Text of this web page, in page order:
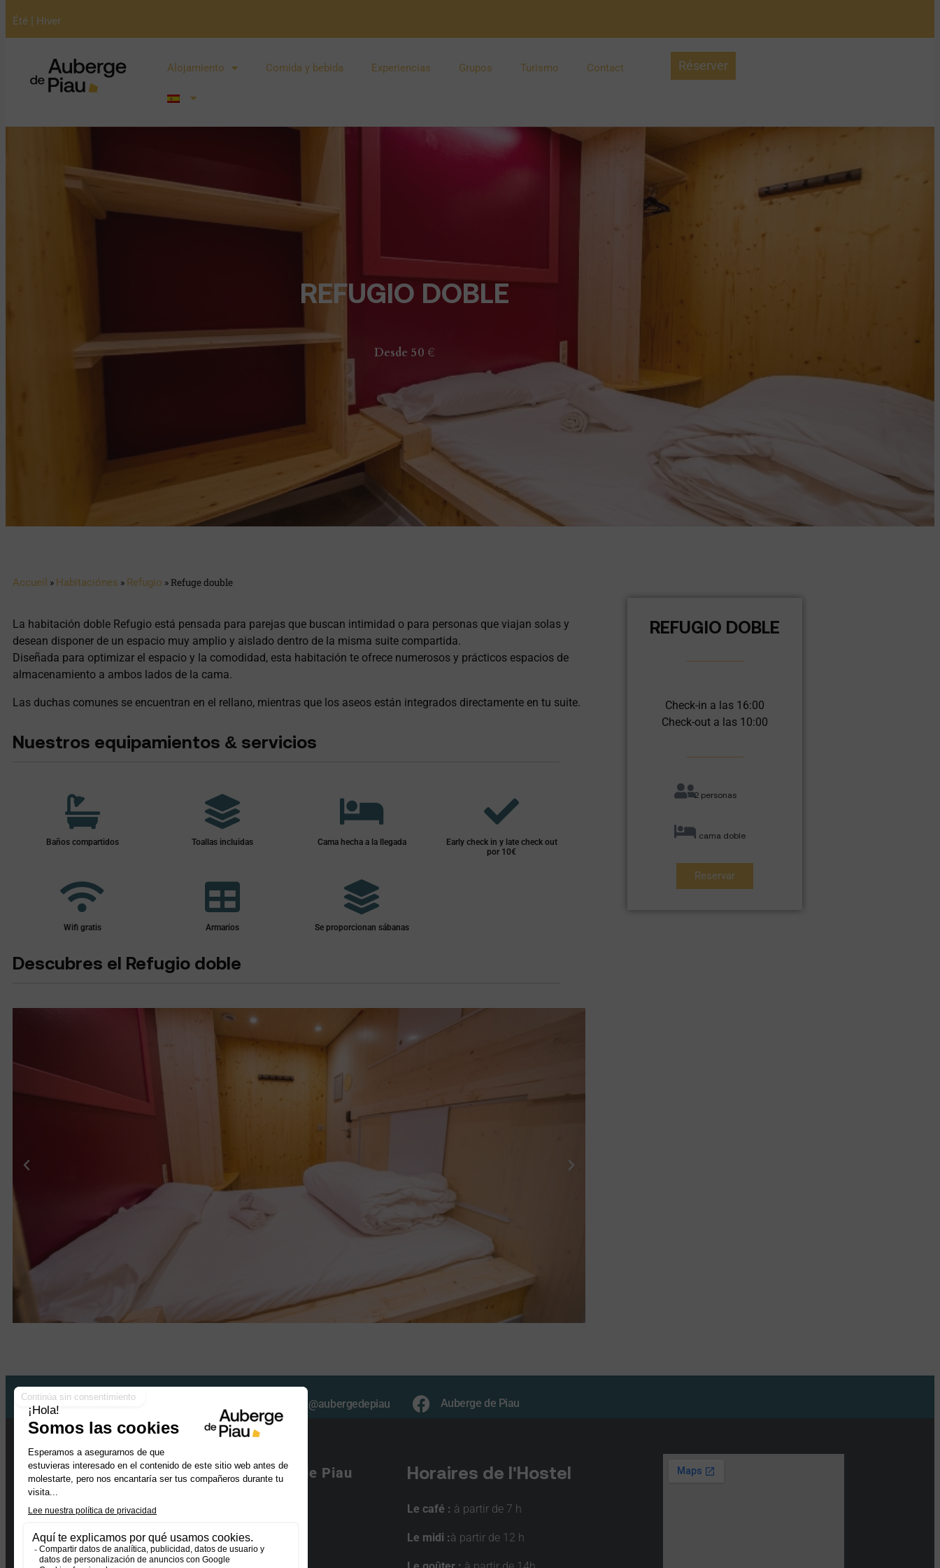
Été | Hiver
Alojamiento Comida y bebida Experiencias Grupos Turismo Contact Réserver
REFUGIO DOBLE​
Desde 50 €
Accueil » Habitaciónes » Refugio »Refuge double
La habitación doble Refugio está pensada para parejas que buscan intimidad o para personas que viajan solas y
desean disponer de un espacio muy amplio y aislado dentro de la misma suite compartida.
Diseñada para optimizar el espacio y la comodidad, esta habitación te ofrece numerosos y prácticos espacios de
almacenamiento a ambos lados de la cama.
Las duchas comunes se encuentran en el rellano, mientras que los aseos están integrados directamente en tu suite.
Nuestros equipamientos & servicios
Baños compartidos Toallas incluidas Cama hecha a la llegada
Early check in y late check out
por 10€
Wifi gratis Armarios Se proporcionan sábanas
Descubres el Refugio doble
REFUGIO DOBLE​
Check-in a las 16:00
Check-out a las 10:00
2 personas
1 cama doble
Reservar
Retrouvez-nous sur les réseaux : @aubergedepiau Auberge de Piau
Auberge de montagne de Piau
Bâtiment les aiguillous
Tel. :05.87.03.00.87
Horaires de l'Hostel
Le café : à partir de 7 h
Le midi :à partir de 12 h